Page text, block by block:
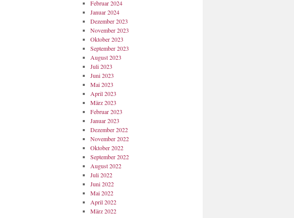
Februar 2024
Januar 2024
Dezember 2023
November 2023
Oktober 2023
September 2023
August 2023
Juli 2023
Juni 2023
Mai 2023
April 2023
März 2023
Februar 2023
Januar 2023
Dezember 2022
November 2022
Oktober 2022
September 2022
August 2022
Juli 2022
Juni 2022
Mai 2022
April 2022
März 2022